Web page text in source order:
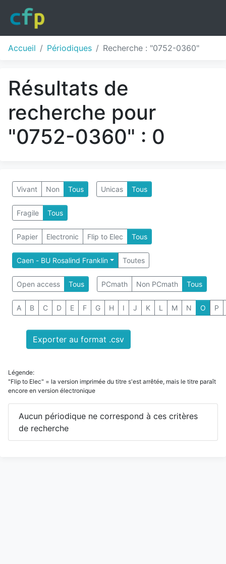
Accueil Périodiques Recherche : "0752-0360"
Résultats de
recherche pour
"0752-0360" : 0
Vivant Non Tous Unicas Tous
Fragile Tous
Papier Electronic Flip to Elec Tous
Caen - BU Rosalind Franklin Toutes
Open access Tous PCmath Non PCmath Tous
A B C D E F G H I J K L M N O P
Exporter au format .csv
Légende:
"Flip to Elec" = la version imprimée du titre s'est arrêtée, mais le titre paraît
encore en version électronique
Aucun périodique ne correspond à ces critères
de recherche